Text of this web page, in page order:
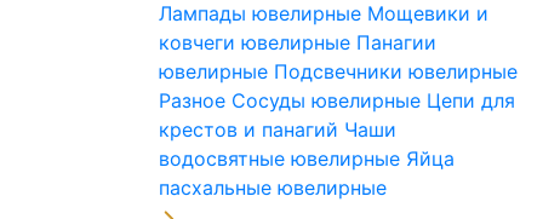
Лампады ювелирные Мощевики и
ковчеги ювелирные Панагии
ювелирные Подсвечники ювелирные
Разное Сосуды ювелирные Цепи для
крестов и панагий Чаши
водосвятные ювелирные Яйца
пасхальные ювелирные